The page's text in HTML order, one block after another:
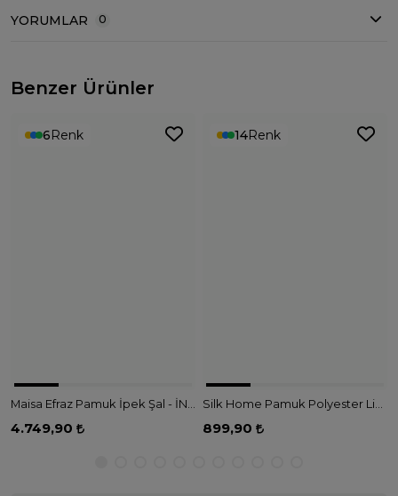
YORUMLAR 0
Benzer Ürünler
6Renk
4.749,90
14Renk
899,90